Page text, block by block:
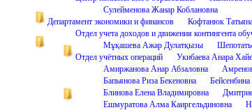
Сулейменова Жанар Коблановна
Департамент экономики и финансов
Кофтанюк
Отдел учета доходов и движения контингента
Мұқашева Ажар Дулатқызы
Отдел учётных операций
Укибаева Анара
Амиржанова Анар Абзаловна
Бапьянова Риза Бекеновна
Блинова Елена Владимировна
Ешмуратова Алма Каиргельдиновна